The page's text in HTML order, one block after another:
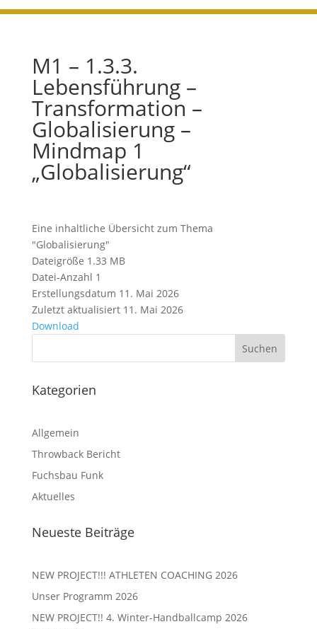
M1 – 1.3.3.
Lebensführung –
Transformation –
Globalisierung –
Mindmap 1
„Globalisierung“
Eine inhaltliche Übersicht zum Thema
"Globalisierung"
Dateigröße 1.33 MB
Datei-Anzahl 1
Erstellungsdatum 11. Mai 2026
Zuletzt aktualisiert 11. Mai 2026
Download
Kategorien
Allgemein
Throwback Bericht
Fuchsbau Funk
Aktuelles
Neueste Beiträge
NEW PROJECT!!! ATHLETEN COACHING 2026
Unser Programm 2026
NEW PROJECT!! 4. Winter-Handballcamp 2026